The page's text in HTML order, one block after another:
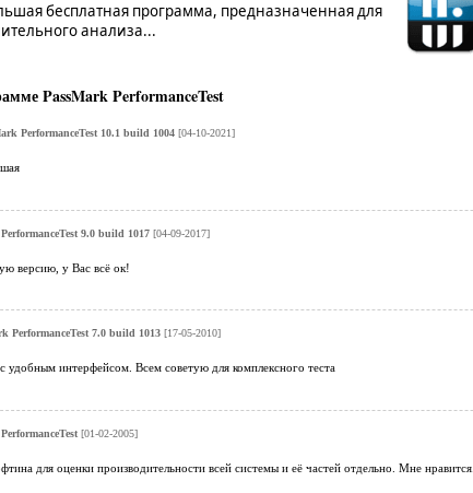
бесплатная программа, предназначенная для
анализа...
PassMark PerformanceTest
PerformanceTest 10.1 build 1004[04-10-2021]
9.0 build 1017[04-09-2017]
версию, у Вас всё ок!
PerformanceTest 7.0 build 1013[17-05-2010]
удобным интерфейсом. Всем советую для комплексного теста
[01-02-2005]
для оценки производительности всей системы и её частей отдельно. Мне нравится.